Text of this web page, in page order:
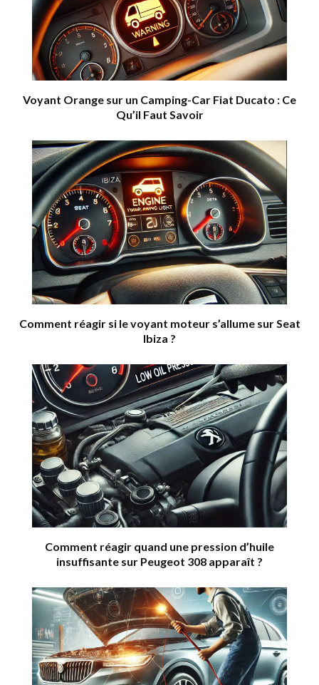
Voyant Orange sur un Camping-Car Fiat Ducato : Ce
Qu’il Faut Savoir
Comment réagir si le voyant moteur s’allume sur Seat
Ibiza ?
Comment réagir quand une pression d’huile
insuffisante sur Peugeot 308 apparaît ?